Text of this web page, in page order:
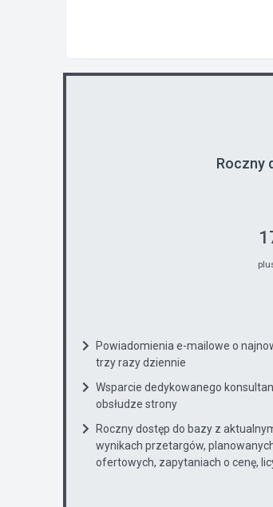
Roczny
Powiadomienia e-mailowe o
trzy razy dziennie
Wsparcie dedykowanego
obsłudze strony
Roczny dostęp do bazy z
wynikach przetargów,
ofertowych, zapytaniach o cenę,